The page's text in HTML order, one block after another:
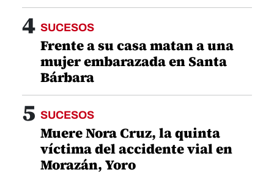
4 SUCESOS
Frente a su casa matan a una
mujer embarazada en Santa
Bárbara
5 SUCESOS
Muere Nora Cruz, la quinta
víctima del accidente vial en
Morazán, Yoro